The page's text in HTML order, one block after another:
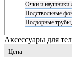
Очки и наушники
Подствольные
Подзорные
Аксессуары для
Цена